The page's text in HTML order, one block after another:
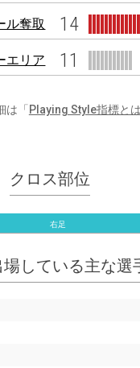
ル奪取 14
エリア 11
は「Playing Style指標とは
クロス部位
右足
場している主な選